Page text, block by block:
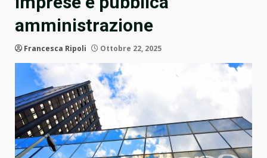
amministrazione
Francesca Ripoli Ottobre 22, 2025